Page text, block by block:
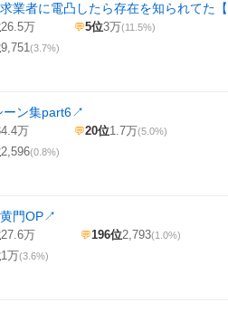
業者に電凸したら存在を知られてた【
26.5万 💬5位3万(11.5%)
9,751(3.7%)
ーン集part6↗
万 💬20位1.7万(5.0%)
2,596(0.8%)
門OP↗
27.6万 💬196位2,793(1.0%)
1万(3.6%)